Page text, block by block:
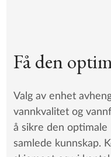
Få den
Valg av enhet
vannkvalitet og
å sikre den optimale
samlede kunnskap.